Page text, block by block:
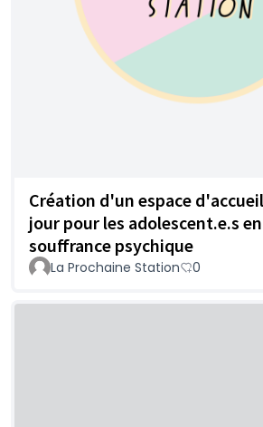
Création d'un espace
jour pour les adolescent.e.s en
souffrance psychique
La Prochaine Station 0